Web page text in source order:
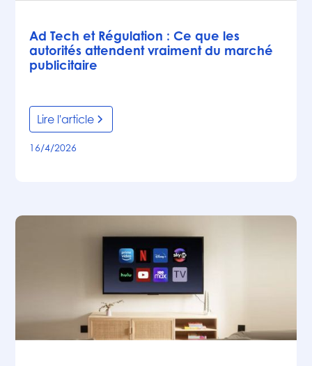
Ad Tech et Régulation : Ce que les
autorités attendent vraiment du marché
publicitaire
Lire l'article
16/4/2026